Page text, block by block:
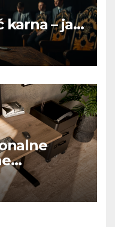
karna – jak
o